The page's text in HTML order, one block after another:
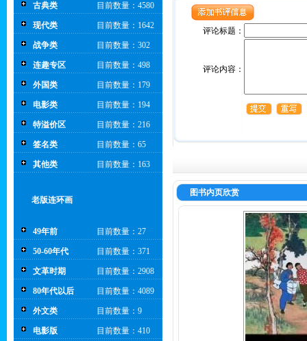
古典类 目前数量：4580
现代类 目前数量：1642
战争类 目前数量：302
连趣专区 目前数量：498
外国类 目前数量：179
电影类 目前数量：194
特溢价区 目前数量：216
签名类 目前数量：65
其他类 目前数量：163
老版连环画
49年前 目前数量：27
50-60年代 目前数量：371
文革时期 目前数量：2908
80年代以后 目前数量：4089
外文类 目前数量：9
电影版 目前数量：410
评论标题：
评论内容：
图书内页欣赏